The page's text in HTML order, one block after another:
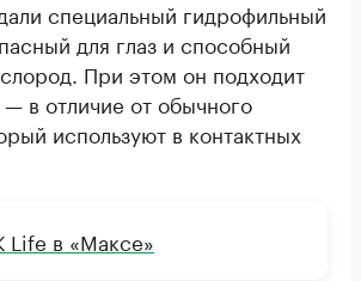
специальный гидрофильный
для глаз и способный
При этом он подходит
— в отличие от обычного
используют в контактных
Life в «Максе»